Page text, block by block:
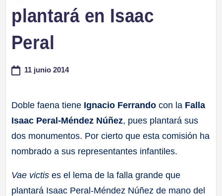
plantará en Isaac
Peral
11 junio 2014
Doble faena tiene Ignacio Ferrando con la Falla
Isaac Peral-Méndez Núñez, pues plantará sus
dos monumentos. Por cierto que esta comisión ha
nombrado a sus representantes infantiles.
Vae victis es el lema de la falla grande que
plantará Isaac Peral-Méndez Núñez de mano del